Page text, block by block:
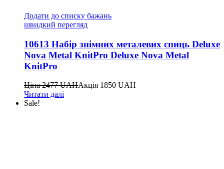
Додати до списку бажань
швидкий перегляд
10613 Набір знімних металевих спиць Deluxe
Nova Metal KnitPro Deluxe Nova Metal
KnitPro
Ціна2477UAHАкція 1850 UAH
Читати далі
Sale!